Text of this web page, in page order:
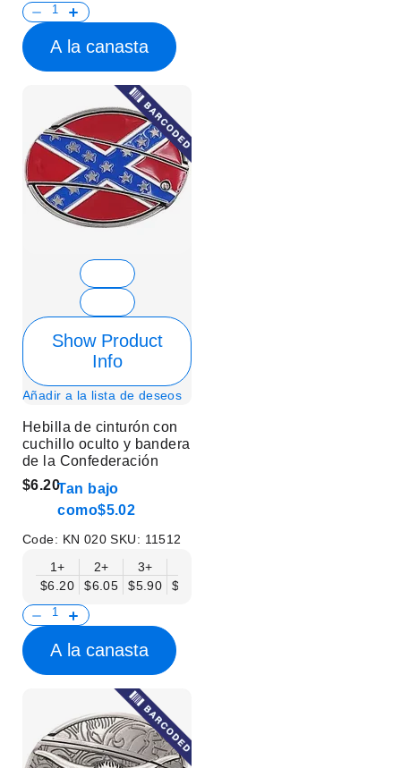
A la canasta
Show Product
Info
Añadir a la lista de deseos
Hebilla de cinturón con
cuchillo oculto y bandera
de la Confederación
$6.20Tan bajo
como$5.02
Code: KN 020SKU: 11512
1+
$6.20
2+
$6.05
3+
$5.90
$5.75
A la canasta